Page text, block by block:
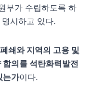
부가 수립하도록 하
시하고 있다.
쇄와 지역의 고용 및
의를 석탄화력발전
는가이다.